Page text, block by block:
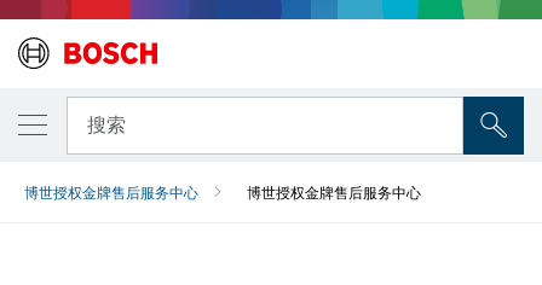
搜索
博世授权金牌售后服务中心 博世授权金牌售后服务中心